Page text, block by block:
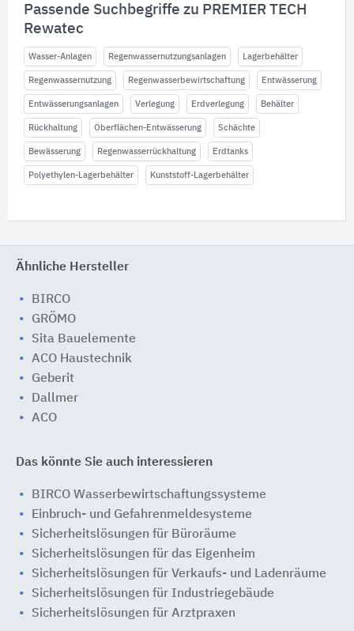
Passende Suchbegriffe zu PREMIER TECH
Rewatec
Wasser-Anlagen Regenwassernutzungsanlagen Lagerbehälter
Regenwassernutzung Regenwasserbewirtschaftung Entwässerung
Entwässerungsanlagen Verlegung Erdverlegung Behälter
Rückhaltung Oberflächen-Entwässerung Schächte
Bewässerung Regenwasserrückhaltung Erdtanks
Polyethylen-Lagerbehälter Kunststoff-Lagerbehälter
Ähnliche Hersteller
BIRCO
GRÖMO
Sita Bauelemente
ACO Haustechnik
Geberit
Dallmer
ACO
Das könnte Sie auch interessieren
BIRCO Wasserbewirtschaftungssysteme
Einbruch- und Gefahrenmeldesysteme
Sicherheitslösungen für Büroräume
Sicherheitslösungen für das Eigenheim
Sicherheitslösungen für Verkaufs- und Ladenräume
Sicherheitslösungen für Industriegebäude
Sicherheitslösungen für Arztpraxen